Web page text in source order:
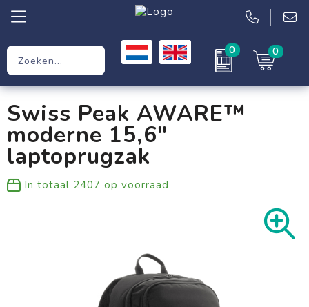
0 0
Werkkleding
Kleding
Swiss Peak AWARE™
moderne 15,6"
laptoprugzak
In totaal 2407 op voorraad